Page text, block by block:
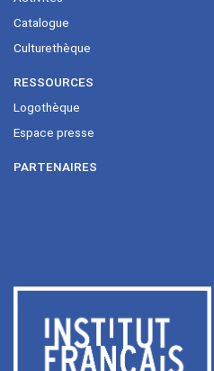
Catalogue
Culturethèque
RESSOURCES
Logothèque
Espace presse
PARTENAIRES